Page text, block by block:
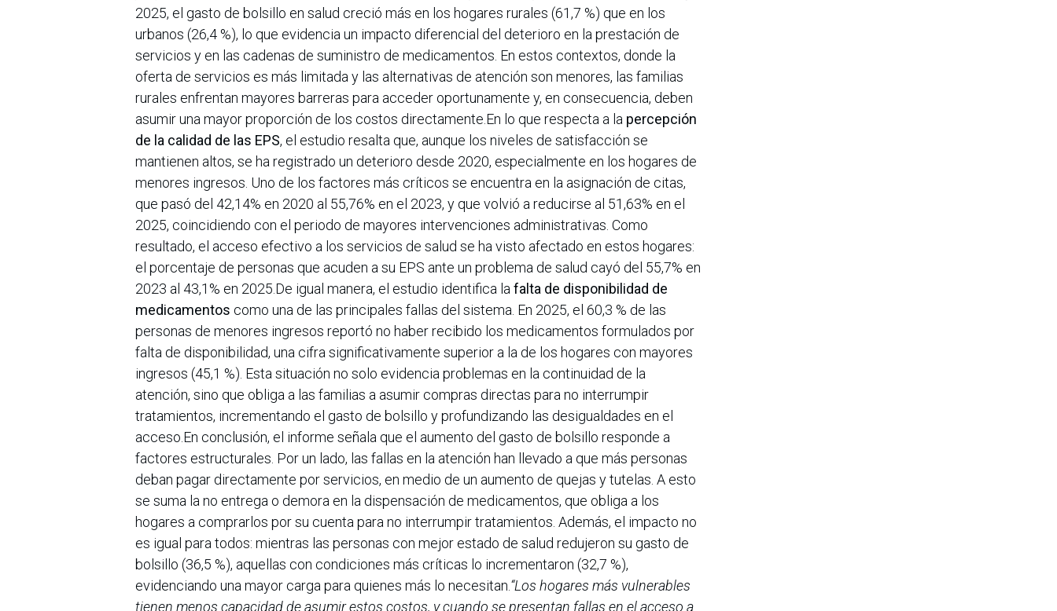
2025, el gasto de bolsillo en salud creció más en los hogares rurales (61,7 %) que en los
urbanos (26,4 %), lo que evidencia un impacto diferencial del deterioro en la prestación de
servicios y en las cadenas de suministro de medicamentos. En estos contextos, donde la
oferta de servicios es más limitada y las alternativas de atención son menores, las familias
rurales enfrentan mayores barreras para acceder oportunamente y, en consecuencia, deben
asumir una mayor proporción de los costos directamente.En lo que respecta a la percepción
de la calidad de las EPS, el estudio resalta que, aunque los niveles de satisfacción se
mantienen altos, se ha registrado un deterioro desde 2020, especialmente en los hogares de
menores ingresos. Uno de los factores más críticos se encuentra en la asignación de citas,
que pasó del 42,14% en 2020 al 55,76% en el 2023, y que volvió a reducirse al 51,63% en el
2025, coincidiendo con el periodo de mayores intervenciones administrativas. Como
resultado, el acceso efectivo a los servicios de salud se ha visto afectado en estos hogares:
el porcentaje de personas que acuden a su EPS ante un problema de salud cayó del 55,7% en
2023 al 43,1% en 2025.De igual manera, el estudio identifica la falta de disponibilidad de
medicamentos como una de las principales fallas del sistema. En 2025, el 60,3 % de las
personas de menores ingresos reportó no haber recibido los medicamentos formulados por
falta de disponibilidad, una cifra significativamente superior a la de los hogares con mayores
ingresos (45,1 %). Esta situación no solo evidencia problemas en la continuidad de la
atención, sino que obliga a las familias a asumir compras directas para no interrumpir
tratamientos, incrementando el gasto de bolsillo y profundizando las desigualdades en el
acceso.En conclusión, el informe señala que el aumento del gasto de bolsillo responde a
factores estructurales. Por un lado, las fallas en la atención han llevado a que más personas
deban pagar directamente por servicios, en medio de un aumento de quejas y tutelas. A esto
se suma la no entrega o demora en la dispensación de medicamentos, que obliga a los
hogares a comprarlos por su cuenta para no interrumpir tratamientos. Además, el impacto no
es igual para todos: mientras las personas con mejor estado de salud redujeron su gasto de
bolsillo (36,5 %), aquellas con condiciones más críticas lo incrementaron (32,7 %),
evidenciando una mayor carga para quienes más lo necesitan. “Los hogares más vulnerables
tienen menos capacidad de asumir estos costos, y cuando se presentan fallas en el acceso a